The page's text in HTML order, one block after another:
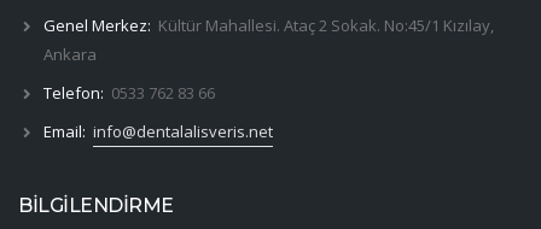
Genel Merkez: Kültür Mahallesi. Ataç 2 Sokak. No:45/1 Kızılay,
Ankara
Telefon: 0533 762 83 66
Email: info@dentalalisveris.net
BİLGİLENDİRME